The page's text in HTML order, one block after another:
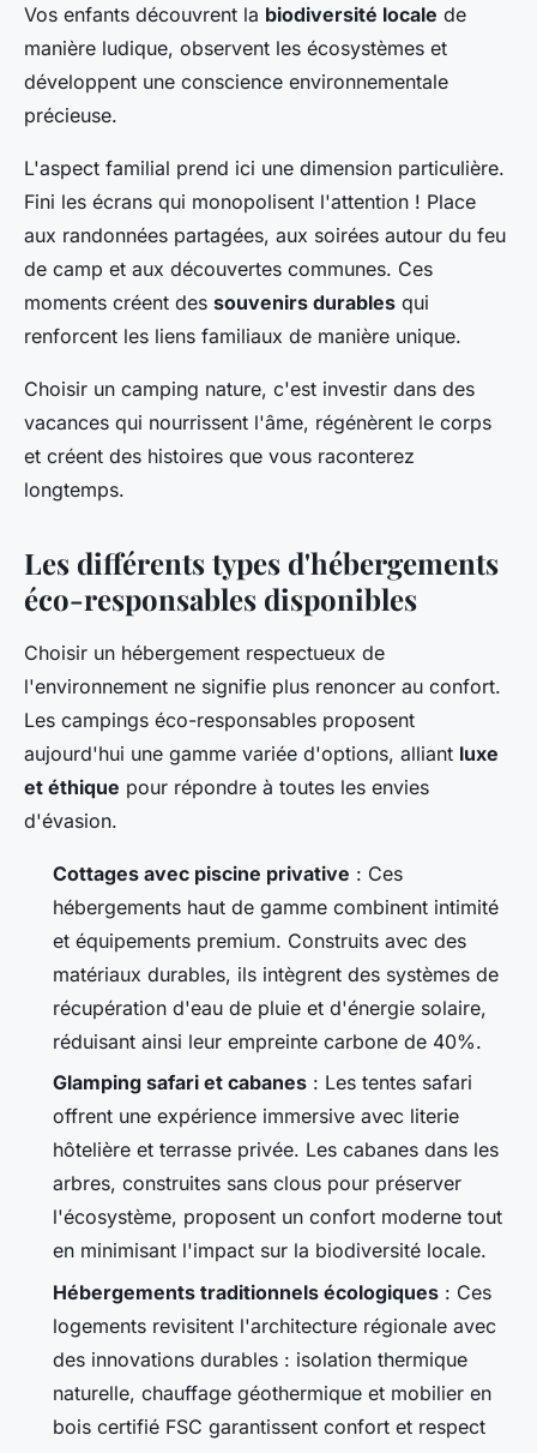
Vos enfants découvrent la biodiversité locale de
manière ludique, observent les écosystèmes et
développent une conscience environnementale
précieuse.
L'aspect familial prend ici une dimension particulière.
Fini les écrans qui monopolisent l'attention ! Place
aux randonnées partagées, aux soirées autour du feu
de camp et aux découvertes communes. Ces
moments créent des souvenirs durables qui
renforcent les liens familiaux de manière unique.
Choisir un camping nature, c'est investir dans des
vacances qui nourrissent l'âme, régénèrent le corps
et créent des histoires que vous raconterez
longtemps.
Les différents types d'hébergements
éco-responsables disponibles
Choisir un hébergement respectueux de
l'environnement ne signifie plus renoncer au confort.
Les campings éco-responsables proposent
aujourd'hui une gamme variée d'options, alliant luxe
et éthique pour répondre à toutes les envies
d'évasion.
Cottages avec piscine privative : Ces
hébergements haut de gamme combinent intimité
et équipements premium. Construits avec des
matériaux durables, ils intègrent des systèmes de
récupération d'eau de pluie et d'énergie solaire,
réduisant ainsi leur empreinte carbone de 40%.
Glamping safari et cabanes : Les tentes safari
offrent une expérience immersive avec literie
hôtelière et terrasse privée. Les cabanes dans les
arbres, construites sans clous pour préserver
l'écosystème, proposent un confort moderne tout
en minimisant l'impact sur la biodiversité locale.
Hébergements traditionnels écologiques : Ces
logements revisitent l'architecture régionale avec
des innovations durables : isolation thermique
naturelle, chauffage géothermique et mobilier en
bois certifié FSC garantissent confort et respect